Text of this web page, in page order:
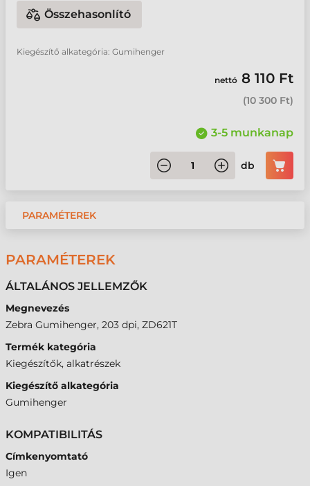
Összehasonlító
Kiegészítő alkategória: Gumihenger
nettó 8 110 Ft
(10 300 Ft)
3-5 munkanap
db
PARAMÉTEREK
PARAMÉTEREK
ÁLTALÁNOS JELLEMZŐK
Megnevezés
Zebra Gumihenger, 203 dpi, ZD621T
Termék kategória
Kiegészítők, alkatrészek
Kiegészítő alkategória
Gumihenger
KOMPATIBILITÁS
Címkenyomtató
Igen